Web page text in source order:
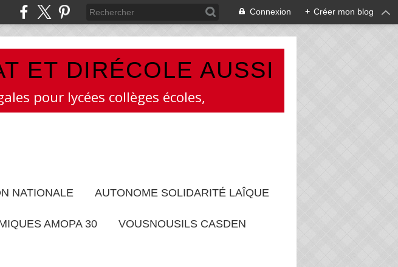
Connexion + Créer mon blog
ET DIRÉCOLE AUSSI
pour lycées collèges écoles,
NATIONALE AUTONOME SOLIDARITÉ LAÎQUE
AMOPA 30 VOUSNOUSILS CASDEN